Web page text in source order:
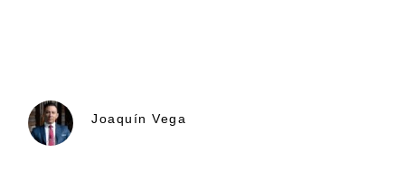
Joaquín Vega